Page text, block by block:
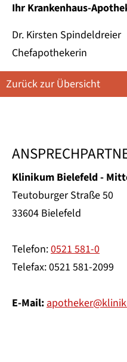
Ihr Krankenhaus-
Dr. Kirsten Spindeldreier
Chefapothekerin
Zurück zur Übersicht
Klinikum Bielefeld -
Teutoburger Straße 50
33604 Bielefeld
Telefon:0521 581-0
Telefax: 0521 581-2099
E-Mail: